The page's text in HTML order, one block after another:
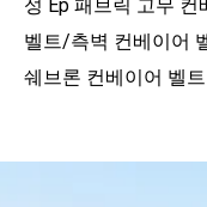
성 Ep 패브릭 고무 컨
벨트/측벽 컨베이어
쉐브론 컨베이어 벨트